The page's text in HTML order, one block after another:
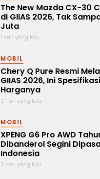
The New Mazda CX-30
di GIIAS 2026, Tak
Juta
1 Hari yang lalu
MOBIL
Chery Q Pure Resmi
GIIAS 2026, Ini
Harganya
2 Hari yang lalu
MOBIL
XPENG G6 Pro AWD
Dibanderol Segini
Indonesia
2 Hari yang lalu